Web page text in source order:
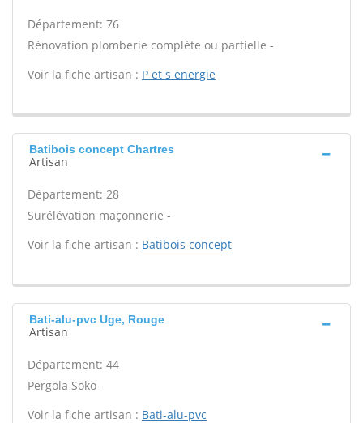
Département: 76
Rénovation plomberie complète ou partielle -
Voir la fiche artisan : P et s energie
Batibois concept Chartres
Artisan
Département: 28
Surélévation maçonnerie -
Voir la fiche artisan : Batibois concept
Bati-alu-pvc Uge, Rouge
Artisan
Département: 44
Pergola Soko -
Voir la fiche artisan : Bati-alu-pvc